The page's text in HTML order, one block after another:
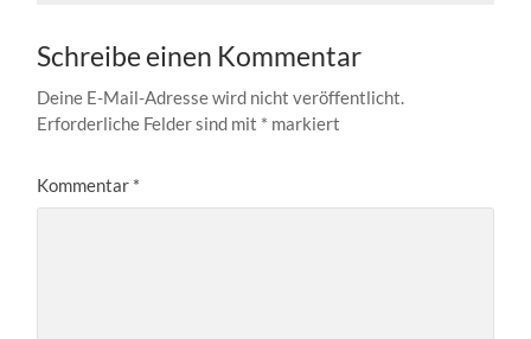
Schreibe einen Kommentar
Deine E-Mail-Adresse wird nicht veröffentlicht.
Erforderliche Felder sind mit * markiert
Kommentar *